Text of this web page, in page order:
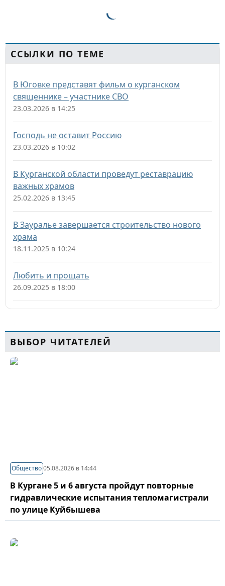
ССЫЛКИ ПО ТЕМЕ
В Юговке представят фильм о курганском
священнике – участнике СВО
23.03.2026 в 14:25
Господь не оставит Россию
23.03.2026 в 10:02
В Курганской области проведут реставрацию
важных храмов
25.02.2026 в 13:45
В Зауралье завершается строительство нового
храма
18.11.2025 в 10:24
Любить и прощать
26.09.2025 в 18:00
ВЫБОР ЧИТАТЕЛЕЙ
Общество05.08.2026 в 14:44
В Кургане 5 и 6 августа пройдут повторные
гидравлические испытания тепломагистрали
по улице Куйбышева